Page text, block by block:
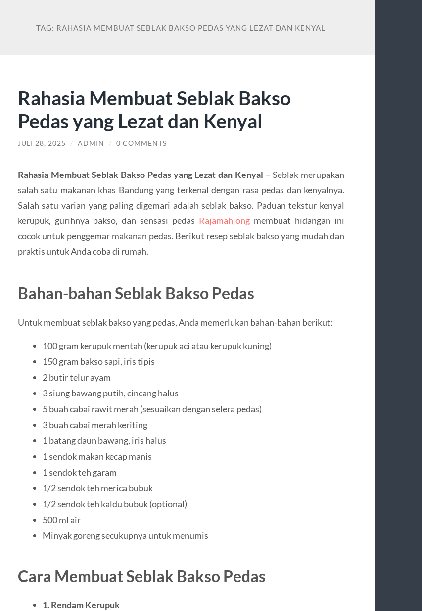
TAG: RAHASIA MEMBUAT SEBLAK BAKSO PEDAS YANG LEZAT DAN KENYAL
Rahasia Membuat Seblak Bakso
Pedas yang Lezat dan Kenyal
JULI 28, 2025 / ADMIN / 0 COMMENTS
Rahasia Membuat Seblak Bakso Pedas yang Lezat dan Kenyal – Seblak merupakan
salah satu makanan khas Bandung yang terkenal dengan rasa pedas dan kenyalnya.
Salah satu varian yang paling digemari adalah seblak bakso. Paduan tekstur kenyal
kerupuk, gurihnya bakso, dan sensasi pedas Rajamahjongmembuat hidangan ini
cocok untuk penggemar makanan pedas. Berikut resep seblak bakso yang mudah dan
praktis untuk Anda coba di rumah.
Bahan-bahan Seblak Bakso Pedas
Untuk membuat seblak bakso yang pedas, Anda memerlukan bahan-bahan berikut:
100 gram kerupuk mentah (kerupuk aci atau kerupuk kuning)
150 gram bakso sapi, iris tipis
2 butir telur ayam
3 siung bawang putih, cincang halus
5 buah cabai rawit merah (sesuaikan dengan selera pedas)
3 buah cabai merah keriting
1 batang daun bawang, iris halus
1 sendok makan kecap manis
1 sendok teh garam
1/2 sendok teh merica bubuk
1/2 sendok teh kaldu bubuk (optional)
500 ml air
Minyak goreng secukupnya untuk menumis
Cara Membuat Seblak Bakso Pedas
1. Rendam Kerupuk